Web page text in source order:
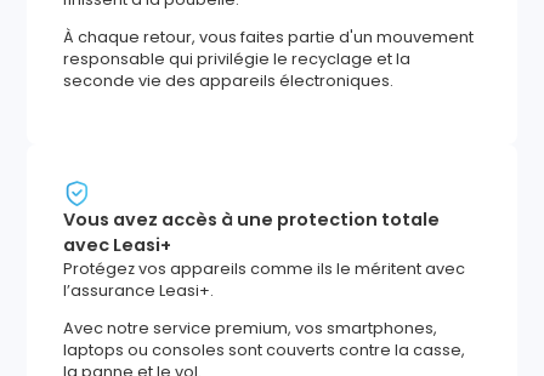
À chaque retour, vous faites partie d'un mouvement
responsable qui privilégie le recyclage et la
seconde vie des appareils électroniques.
Vous avez accès à une protection totale
avec Leasi+
Protégez vos appareils comme ils le méritent avec
l’assurance Leasi+.
Avec notre service premium, vos smartphones,
laptops ou consoles sont couverts contre la casse,
la panne et le vol.